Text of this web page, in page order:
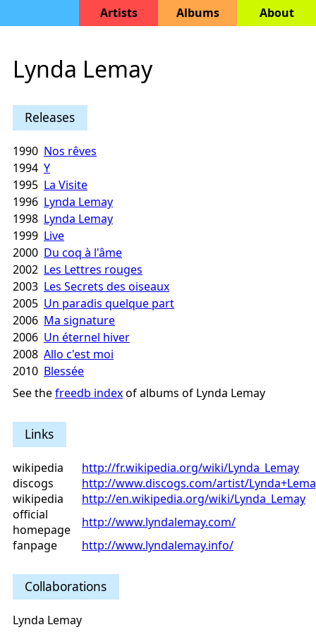
Artists Albums About
Lynda Lemay
Releases
1990 Nos rêves
1994 Y
1995 La Visite
1996 Lynda Lemay
1998 Lynda Lemay
1999 Live
2000 Du coq à l'âme
2002 Les Lettres rouges
2003 Les Secrets des oiseaux
2005 Un paradis quelque part
2006 Ma signature
2006 Un éternel hiver
2008 Allo c'est moi
2010 Blessée
See thefreedb indexof albums of Lynda Lemay
Links
wikipedia
http://fr.wikipedia.org/wiki/Lynda_Lemay
discogs
http://www.discogs.com/artist/
wikipedia
http://en.wikipedia.org/wiki/Lynda_Lemay
official
homepage
http://www.lyndalemay.com/
fanpage
http://www.lyndalemay.info/
Collaborations
Lynda Lemay